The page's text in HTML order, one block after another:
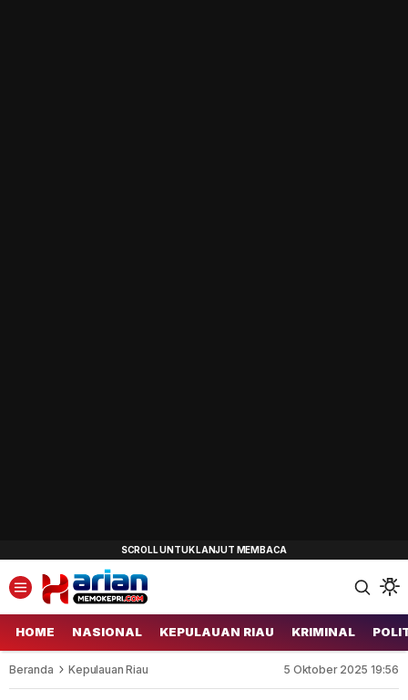
HOME NASIONAL KEPULAUAN RIAU KRIMINAL
Beranda Kepulauan Riau 5 Oktober 2025 19:56